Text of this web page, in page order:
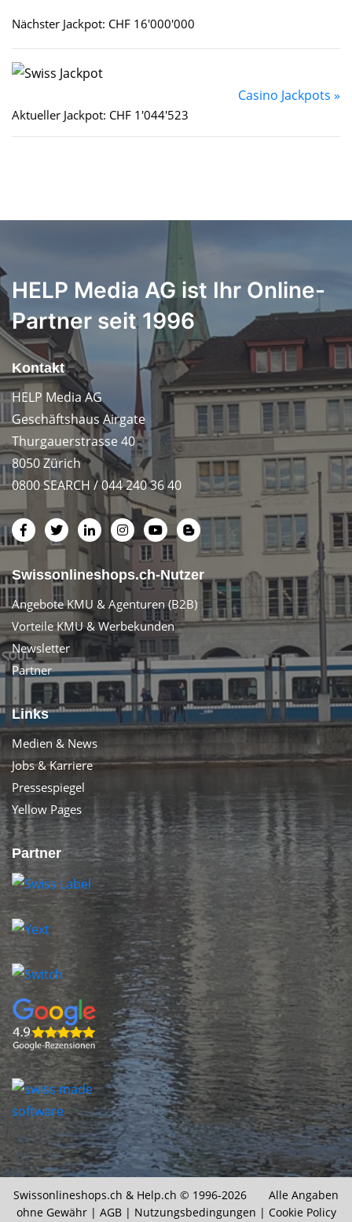
Nächster Jackpot: CHF 16'000'000
Casino Jackpots »
Aktueller Jackpot: CHF 1'044'523
HELP Media AG ist Ihr Online-
Partner seit 1996
Kontakt
HELP Media AG
Geschäftshaus Airgate
Thurgauerstrasse 40
8050 Zürich
0800 SEARCH / 044 240 36 40
Swissonlineshops.ch-Nutzer
Angebote KMU & Agenturen (B2B)
Vorteile KMU & Werbekunden
Newsletter
Partner
Links
Medien & News
Jobs & Karriere
Pressespiegel
Yellow Pages
Partner
Swissonlineshops.ch & Help.ch © 1996-2026 Alle Angaben
ohne Gewähr | AGB| Nutzungsbedingungen | Cookie Policy